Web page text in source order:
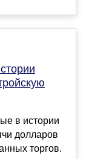
в истории
долларов
торгов.